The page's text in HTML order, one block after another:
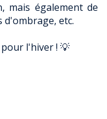
mais également de
d'ombrage, etc.
l'hiver ! 💡